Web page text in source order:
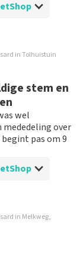
in Tolhuistuin
stem en
wel
mededeling over
pas om 9
in Melkweg,